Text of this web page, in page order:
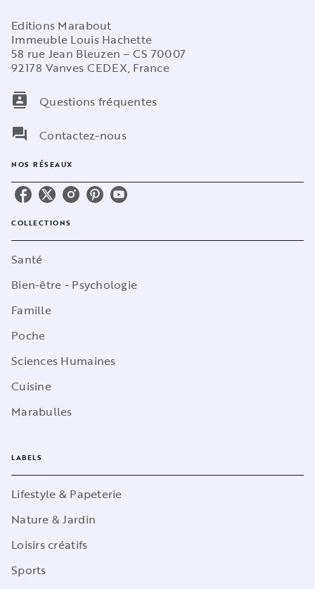
Editions Marabout
Immeuble Louis Hachette
58 rue Jean Bleuzen – CS 70007
92178 Vanves CEDEX, France
contacts
Questions fréquentes
question_answer
Contactez-nous
NOS RÉSEAUX
COLLECTIONS
Santé
Bien-être - Psychologie
Famille
Poche
Sciences Humaines
Cuisine
Marabulles
LABELS
Lifestyle & Papeterie
Nature & Jardin
Loisirs créatifs
Sports